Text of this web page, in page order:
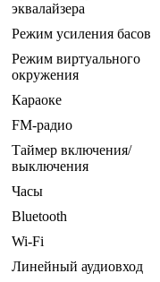
эквалайзера
Режим усиления басов
Режим виртуального
окружения
Караоке
FM-радио
Таймер включения/
выключения
Часы
Bluetooth
Wi-Fi
Линейный аудиовход